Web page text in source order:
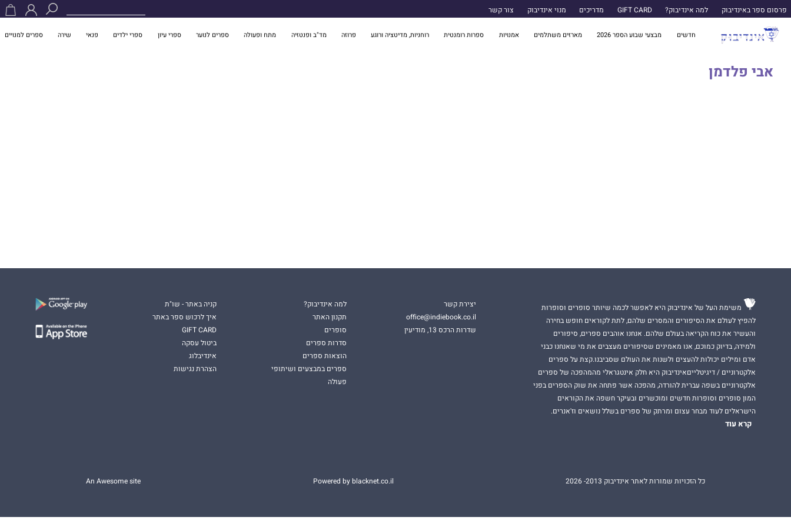
פרסום ספר באינדיבוק למה אינדיבוק? GIFT CARD מדריכים מנוי אינדיבוק צור קשר
חדשים מבצעי שבוע הספר 2026 מארזים משתלמים אמנויות ספרות רומנטית רוחניות, מדיטציה ורוגע פרוזה מד"ב ופנטזיה מתח ופעולה ספרים לנוער ספרי עיון ספרי ילדים פנאי שירה ספרים למנויים
אבי פלדמן
משימת העל של אינדיבוק היא לאפשר לכמה שיותר סופרים וסופרות
להפיץ לעולם את הסיפורים והמסרים שלהם, לתת לקוראים חופש בחירה
והעשיר את כוח הקריאה בעולם שלהם. אנחנו אוהבים ספרים, סיפורים
ולמידה, בדיוק כמוכם, אנו מאמינים שסיפורים מעצבים את מי שאנחנו כבני
אדם ומילים יכולות להעצים ולשנות את העולם שסביבנו.קצת על ספרים
אלקטרוניים / דיגיטלייםאינדיבוק היא חלק אינטגראלי מהמהפכה של ספרים
אלקטרוניים בשפה עברית להורדה, מהפכה אשר פתחה את שוק הספרים בפני
המון סופרים וסופרות חדשים ומוכשרים ובעיקר חשפה את הקוראים
הישראלים לעוד מבחר עצום ומרתק של ספרים בשלל נושאים וז'אנרים.
קרא עוד
יצירת קשר
office@indiebook.co.il
שדרות הרכס 13, מודיעין
למה אינדיבוק?
תקנון האתר
סופרים
סדרות ספרים
הוצאות ספרים
ספרים במבצעים ושיתופי
פעולה
קניה באתר - שו"ת
איך לרכוש ספר באתר
GIFT CARD
ביטול עסקה
אינדיבלוג
הצהרת נגישות
כל הזכויות שמורות לאתר אינדיבוק 2013- 2026 Powered by blacknet.co.il
An Awesome site